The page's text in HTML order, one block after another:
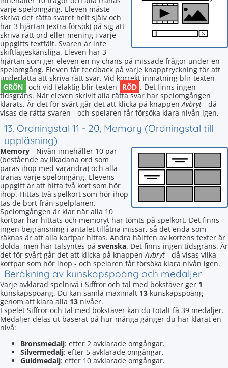
varje spelomgång. Eleven måste
skriva det rätta svaret helt själv och
har 3 hjärtan (extra försök) på sig att
skriva rätt ord eller mening i varje
uppgifts textfält. Svaren är inte
skiftlägeskänsliga. Eleven har 3
hjärtan som ger eleven en ny chans på missade frågor under en
spelomgång. Eleven får feedback på varje knapptryckning för att
underlätta att skriva rätt svar. Vid korrekt inmatning blir texten
GRÖN och vid felaktig blir texten RÖD . Det finns ingen
tidsgräns. När eleven skrivit alla rätta svar har spelomgången
klarats. Är det för svårt går det att klicka på knappenAvbryt - då
visas de rätta svaren - och spelaren får försöka klara nivån igen.
13. Ordningstal 11 - 20, Memory (Ordningstal till
uppläsning)
Memory - Nivån innehåller 10 par
(bestående av likadana ord som
paras ihop med varandra) och alla
tränas varje spelomgång. Elevens
uppgift är att hitta två kort som hör
ihop. Hittas två spelkort som hör ihop
tas de bort från spelplanen.
Spelomgången är klar när alla 10
kortpar har hittats och memoryt har tömts på spelkort. Det finns
ingen begränsning i antalet tillåtna missar, så det enda som
räknas är att alla kortpar hittas. Andra hälften av kortens texter är
dolda, men har talsyntes på svenska. Det finns ingen tidsgräns. Är
det för svårt går det att klicka på knappenAvbryt - då visas vilka
kortpar som hör ihop - och spelaren får försöka klara nivån igen.
Beräkning av kunskapspoäng och medaljer
Varje avklarad spelnivå i Siffror och tal med bokstäver ger 1
kunskapspoäng. Du kan samla maximalt 13 kunskapspoäng
genom att klara alla 13 nivåer.
I spelet Siffror och tal med bokstäver kan du totalt få 39 medaljer.
Medaljer delas ut baserat på hur många gånger du har klarat en
nivå:
Bronsmedalj: efter 2 avklarade omgångar.
Silvermedalj: efter 5 avklarade omgångar.
Guldmedalj: efter 10 avklarade omgångar.